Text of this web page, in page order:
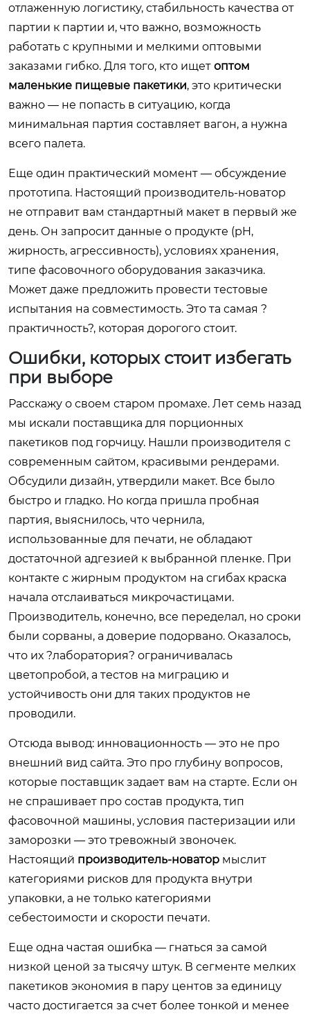
отлаженную логистику, стабильность качества от
партии к партии и, что важно, возможность
работать с крупными и мелкими оптовыми
заказами гибко. Для того, кто ищет оптом
маленькие пищевые пакетики, это критически
важно — не попасть в ситуацию, когда
минимальная партия составляет вагон, а нужна
всего палета.
Еще один практический момент — обсуждение
прототипа. Настоящий производитель-новатор
не отправит вам стандартный макет в первый же
день. Он запросит данные о продукте (pH,
жирность, агрессивность), условиях хранения,
типе фасовочного оборудования заказчика.
Может даже предложить провести тестовые
испытания на совместимость. Это та самая ?
практичность?, которая дорогого стоит.
Ошибки, которых стоит избегать
при выборе
Расскажу о своем старом промахе. Лет семь назад
мы искали поставщика для порционных
пакетиков под горчицу. Нашли производителя с
современным сайтом, красивыми рендерами.
Обсудили дизайн, утвердили макет. Все было
быстро и гладко. Но когда пришла пробная
партия, выяснилось, что чернила,
использованные для печати, не обладают
достаточной адгезией к выбранной пленке. При
контакте с жирным продуктом на сгибах краска
начала отслаиваться микрочастицами.
Производитель, конечно, все переделал, но сроки
были сорваны, а доверие подорвано. Оказалось,
что их ?лаборатория? ограничивалась
цветопробой, а тестов на миграцию и
устойчивость они для таких продуктов не
проводили.
Отсюда вывод: инновационность — это не про
внешний вид сайта. Это про глубину вопросов,
которые поставщик задает вам на старте. Если он
не спрашивает про состав продукта, тип
фасовочной машины, условия пастеризации или
заморозки — это тревожный звоночек.
Настоящий производитель-новатор мыслит
категориями рисков для продукта внутри
упаковки, а не только категориями
себестоимости и скорости печати.
Еще одна частая ошибка — гнаться за самой
низкой ценой за тысячу штук. В сегменте мелких
пакетиков экономия в пару центов за единицу
часто достигается за счет более тонкой и менее